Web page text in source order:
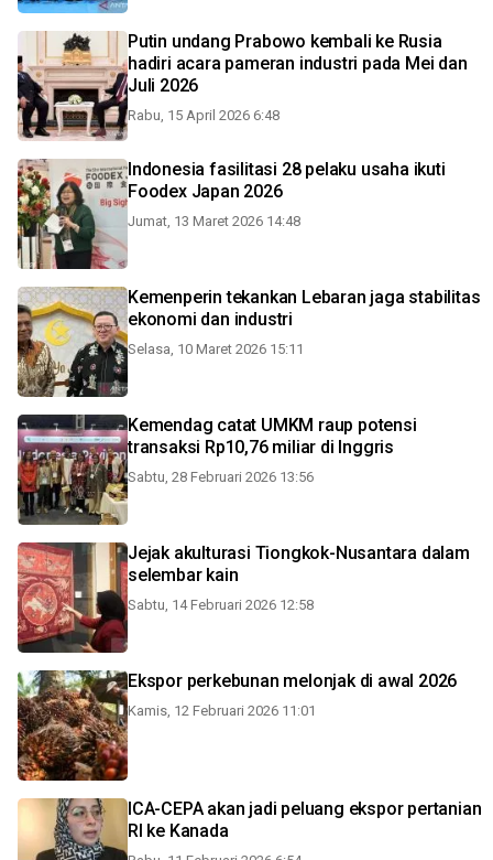
Putin undang Prabowo kembali ke Rusia
hadiri acara pameran industri pada Mei dan
Juli 2026
Rabu, 15 April 2026 6:48
Indonesia fasilitasi 28 pelaku usaha ikuti
Foodex Japan 2026
Jumat, 13 Maret 2026 14:48
Kemenperin tekankan Lebaran jaga stabilitas
ekonomi dan industri
Selasa, 10 Maret 2026 15:11
Kemendag catat UMKM raup potensi
transaksi Rp10,76 miliar di Inggris
Sabtu, 28 Februari 2026 13:56
Jejak akulturasi Tiongkok-Nusantara dalam
selembar kain
Sabtu, 14 Februari 2026 12:58
Ekspor perkebunan melonjak di awal 2026
Kamis, 12 Februari 2026 11:01
ICA-CEPA akan jadi peluang ekspor pertanian
RI ke Kanada